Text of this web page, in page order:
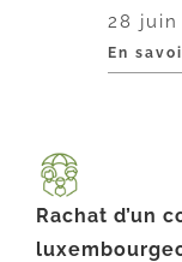
28 juin
En
Rachat d’un